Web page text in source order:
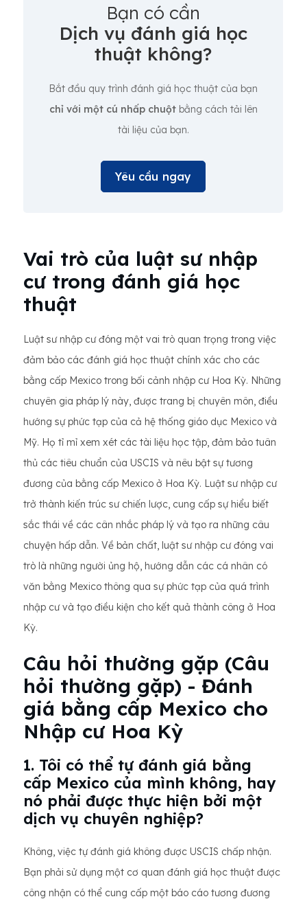
Bạn có cần
Dịch vụ đánh giá học
thuật không?
Bắt đầu quy trình đánh giá học thuật của bạn
chỉ với một cú nhấp chuộtbằng cách tải lên
tài liệu của bạn.
Yêu cầu ngay
Vai trò của luật sư nhập
cư trong đánh giá học
thuật
Luật sư nhập cư đóng một vai trò quan trọng trong việc
đảm bảo các đánh giá học thuật chính xác cho các
bằng cấp Mexico trong bối cảnh nhập cư Hoa Kỳ. Những
chuyên gia pháp lý này, được trang bị chuyên môn, điều
hướng sự phức tạp của cả hệ thống giáo dục Mexico và
Mỹ. Họ tỉ mỉ xem xét các tài liệu học tập, đảm bảo tuân
thủ các tiêu chuẩn của USCIS và nêu bật sự tương
đương của bằng cấp Mexico ở Hoa Kỳ. Luật sư nhập cư
trở thành kiến trúc sư chiến lược, cung cấp sự hiểu biết
sắc thái về các cân nhắc pháp lý và tạo ra những câu
chuyện hấp dẫn. Về bản chất, luật sư nhập cư đóng vai
trò là những người ủng hộ, hướng dẫn các cá nhân có
văn bằng Mexico thông qua sự phức tạp của quá trình
nhập cư và tạo điều kiện cho kết quả thành công ở Hoa
Kỳ.
Câu hỏi thường gặp (Câu
hỏi thường gặp) - Đánh
giá bằng cấp Mexico cho
Nhập cư Hoa Kỳ
1. Tôi có thể tự đánh giá bằng
cấp Mexico của mình không, hay
nó phải được thực hiện bởi một
dịch vụ chuyên nghiệp?
Không, việc tự đánh giá không được USCIS chấp nhận.
Bạn phải sử dụng một cơ quan đánh giá học thuật được
công nhận có thể cung cấp một báo cáo tương đương